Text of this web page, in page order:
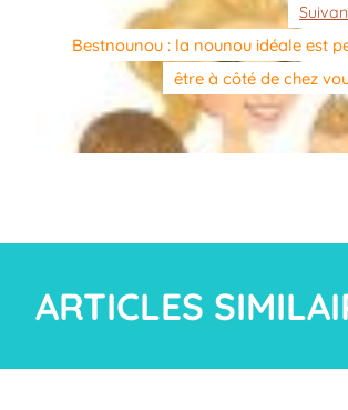
Bestnounou : la nounou idéale est
être à côté de chez
ARTICLES